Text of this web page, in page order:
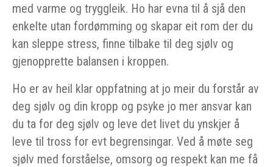
med varme og tryggleik. Ho har evna til å sjå den
enkelte utan fordømming og skapar eit rom der du
kan sleppe stress, finne tilbake til deg sjølv og
gjenopprette balansen i kroppen.
Ho er av heil klar oppfatning at jo meir du forstår av
deg sjølv og din kropp og psyke jo mer ansvar kan
du ta for deg sjølv og leve det livet du ynskjer å
leve til tross for evt begrensingar. Ved å møte seg
sjølv med forståelse, omsorg og respekt kan me få